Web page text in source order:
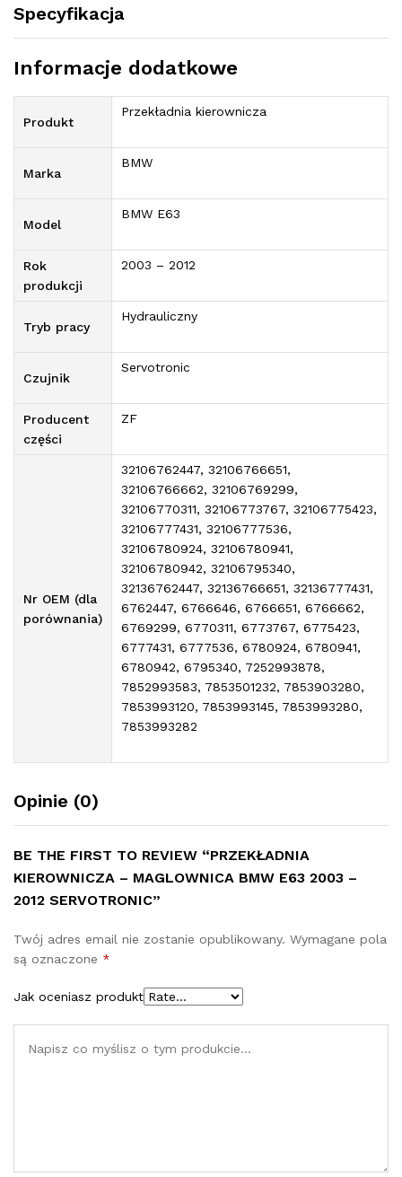
Specyfikacja
Informacje dodatkowe
Produkt
Przekładnia kierownicza
Marka
BMW
Model
BMW E63
Rok
produkcji
2003 – 2012
Tryb pracy
Hydrauliczny
Czujnik
Servotronic
Producent
części
ZF
Nr OEM (dla
porównania)
32106762447, 32106766651,
32106766662, 32106769299,
32106770311, 32106773767, 32106775423,
32106777431, 32106777536,
32106780924, 32106780941,
32106780942, 32106795340,
32136762447, 32136766651, 32136777431,
6762447, 6766646, 6766651, 6766662,
6769299, 6770311, 6773767, 6775423,
6777431, 6777536, 6780924, 6780941,
6780942, 6795340, 7252993878,
7852993583, 7853501232, 7853903280,
7853993120, 7853993145, 7853993280,
7853993282
Opinie (0)
BE THE FIRST TO REVIEW “PRZEKŁADNIA
KIEROWNICZA – MAGLOWNICA BMW E63 2003 –
2012 SERVOTRONIC”
Twój adres email nie zostanie opublikowany. Wymagane pola
są oznaczone *
Jak oceniasz produkt